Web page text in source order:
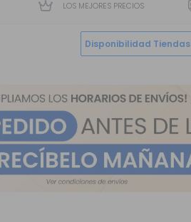
LOS MEJORES PRECIOS
Disponibilidad Tiendas